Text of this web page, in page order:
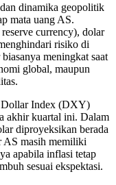
dinamika geopolitik
mata uang AS.
currency), dolar
risiko di
meningkat saat
global, maupun
Dollar Index (DXY)
akhir kuartal ini. Dalam
diproyeksikan berada
AS masih memiliki
apabila inflasi tetap
sesuai ekspektasi.